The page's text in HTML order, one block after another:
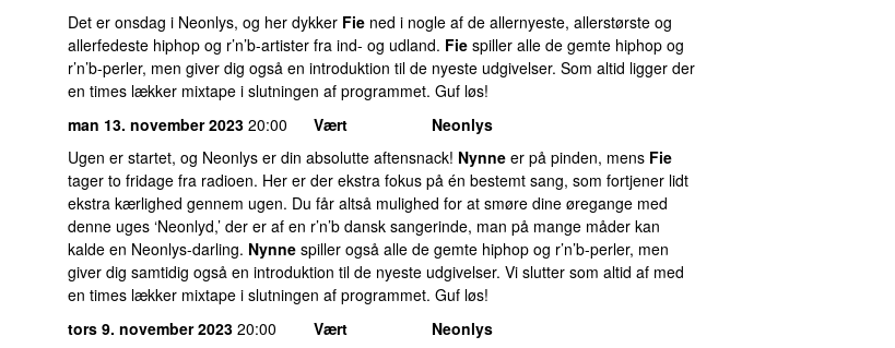
Det er onsdag i Neonlys, og her dykker Fie ned i nogle af de allernyeste, allerstørste og
allerfedeste hiphop og r’n’b-artister fra ind- og udland. Fie spiller alle de gemte hiphop og
r’n’b-perler, men giver dig også en introduktion til de nyeste udgivelser. Som altid ligger der
en times lækker mixtape i slutningen af programmet. Guf løs!
man 13. november 2023 20:00 Vært
Neonlys
Ugen er startet, og Neonlys er din absolutte aftensnack! Nynne er på pinden, mens Fie
tager to fridage fra radioen. Her er der ekstra fokus på én bestemt sang, som fortjener lidt
ekstra kærlighed gennem ugen. Du får altså mulighed for at smøre dine øregange med
denne uges ‘Neonlyd,’ der er af en r’n’b dansk sangerinde, man på mange måder kan
kalde en Neonlys-darling. Nynne spiller også alle de gemte hiphop og r’n’b-perler, men
giver dig samtidig også en introduktion til de nyeste udgivelser. Vi slutter som altid af med
en times lækker mixtape i slutningen af programmet. Guf løs!
tors 9. november 2023 20:00 Vært
Neonlys